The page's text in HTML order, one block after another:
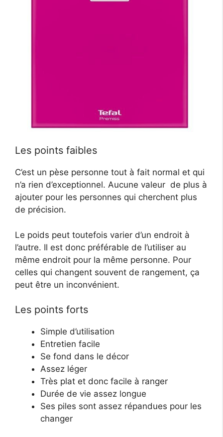
Les points faibles
C’est un pèse personne tout à fait normal et qui
n’a rien d’exceptionnel. Aucune valeur de plus à
ajouter pour les personnes qui cherchent plus
de précision.
Le poids peut toutefois varier d’un endroit à
l’autre. Il est donc préférable de l’utiliser au
même endroit pour la même personne. Pour
celles qui changent souvent de rangement, ça
peut être un inconvénient.
Les points forts
Simple d’utilisation
Entretien facile
Se fond dans le décor
Assez léger
Très plat et donc facile à ranger
Durée de vie assez longue
Ses piles sont assez répandues pour les
changer